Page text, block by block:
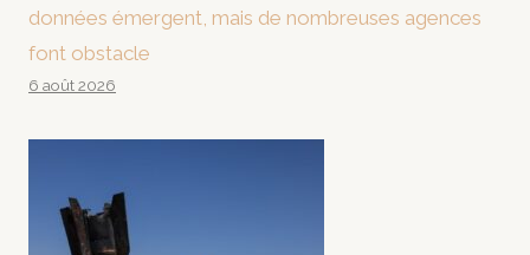
données émergent, mais de nombreuses agences
font obstacle
6 août 2026